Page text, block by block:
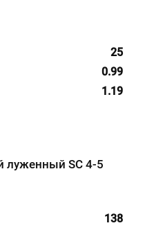
25
0.99
1.19
луженный SC 4-5
138